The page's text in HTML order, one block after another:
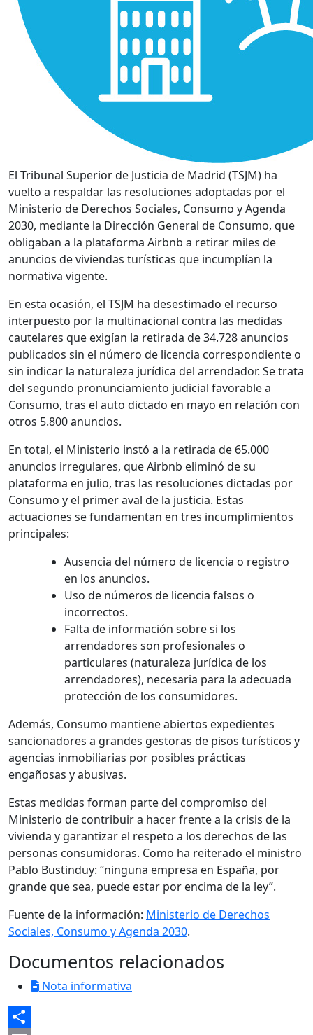
El Tribunal Superior de Justicia de Madrid (TSJM) ha
vuelto a respaldar las resoluciones adoptadas por el
Ministerio de Derechos Sociales, Consumo y Agenda
2030, mediante la Dirección General de Consumo, que
obligaban a la plataforma Airbnb a retirar miles de
anuncios de viviendas turísticas que incumplían la
normativa vigente.
En esta ocasión, el TSJM ha desestimado el recurso
interpuesto por la multinacional contra las medidas
cautelares que exigían la retirada de 34.728 anuncios
publicados sin el número de licencia correspondiente o
sin indicar la naturaleza jurídica del arrendador. Se trata
del segundo pronunciamiento judicial favorable a
Consumo, tras el auto dictado en mayo en relación con
otros 5.800 anuncios.
En total, el Ministerio instó a la retirada de 65.000
anuncios irregulares, que Airbnb eliminó de su
plataforma en julio, tras las resoluciones dictadas por
Consumo y el primer aval de la justicia. Estas
actuaciones se fundamentan en tres incumplimientos
principales:
Ausencia del número de licencia o registro
en los anuncios.
Uso de números de licencia falsos o
incorrectos.
Falta de información sobre si los
arrendadores son profesionales o
particulares (naturaleza jurídica de los
arrendadores), necesaria para la adecuada
protección de los consumidores.
Además, Consumo mantiene abiertos expedientes
sancionadores a grandes gestoras de pisos turísticos y
agencias inmobiliarias por posibles prácticas
engañosas y abusivas.
Estas medidas forman parte del compromiso del
Ministerio de contribuir a hacer frente a la crisis de la
vivienda y garantizar el respeto a los derechos de las
personas consumidoras. Como ha reiterado el ministro
Pablo Bustinduy: “ninguna empresa en España, por
grande que sea, puede estar por encima de la ley”.
Fuente de la información: Ministerio de Derechos
Sociales, Consumo y Agenda 2030.
Documentos relacionados
Nota informativa